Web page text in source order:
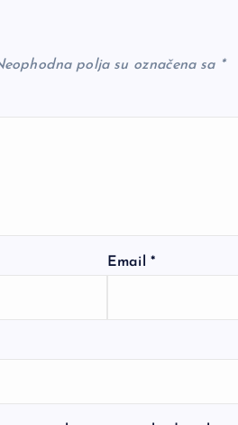
polja su označena sa *
Email *